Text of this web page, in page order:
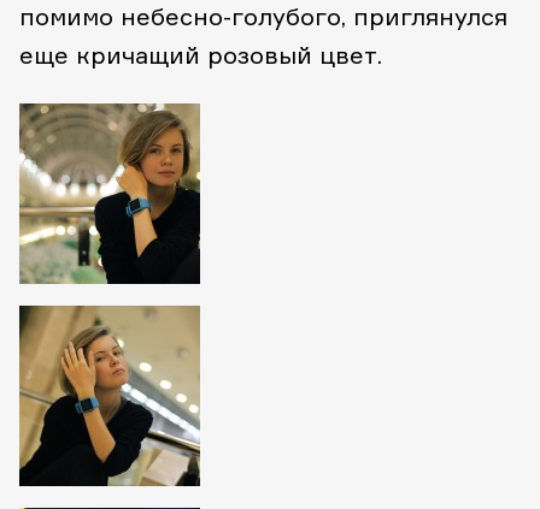
помимо небесно-голубого, приглянулся
еще кричащий розовый цвет.